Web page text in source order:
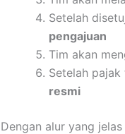
Setelah
pengajuan
Tim akan
Setelah
resmi
Dengan alur yang